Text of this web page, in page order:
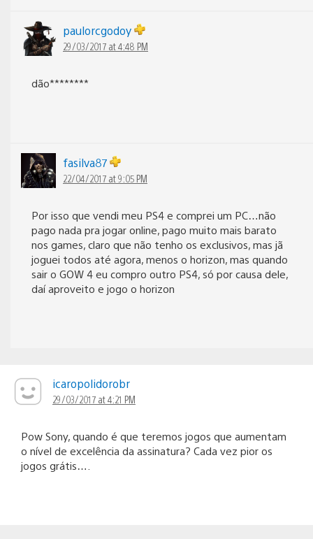
paulorcgodoy
29/03/2017 at 4:48 PM
dão********
fasilva87
22/04/2017 at 9:05 PM
Por isso que vendi meu PS4 e comprei um PC…não
pago nada pra jogar online, pago muito mais barato
nos games, claro que não tenho os exclusivos, mas jã
joguei todos até agora, menos o horizon, mas quando
sair o GOW 4 eu compro outro PS4, só por causa dele,
daí aproveito e jogo o horizon
icaropolidorobr
29/03/2017 at 4:21 PM
Pow Sony, quando é que teremos jogos que aumentam
o nível de excelência da assinatura? Cada vez pior os
jogos grátis….